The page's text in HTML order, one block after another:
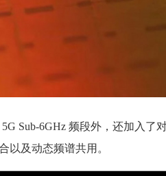
Sub-6GHz 频段外，还加入了
以及动态频谱共用。